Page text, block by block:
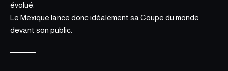
évolué.
Le Mexique lance donc idéalement sa Coupe du monde
devant son public.